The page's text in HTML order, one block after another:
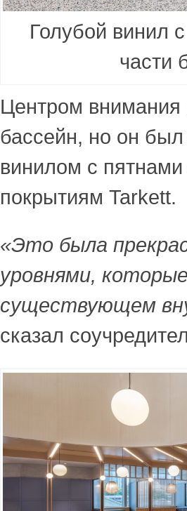
Голубой винил
части
Центром внимания
бассейн, но он
винилом с пятнами
покрытиям Tarkett.
«Это была
уровнями,
существующем
сказал